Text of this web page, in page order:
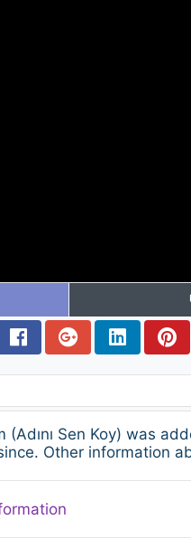
(Adını Sen Koy) was
Other information